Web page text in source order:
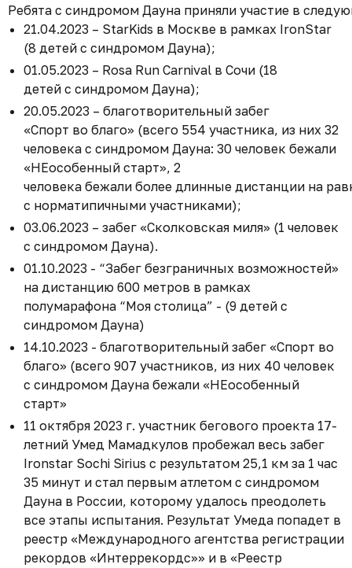
Ребята с синдромом Дауна приняли участие в
21.04.2023 – StarKids в Москве в рамках IronStar
(8 детей с синдромом Дауна);
01.05.2023 – Rosa Run Carnival в Сочи (18
детей с синдромом Дауна);
20.05.2023 – благотворительный забег
«Спорт во благо» (всего 554 участника, из них 32
человека с синдромом Дауна: 30 человек бежали
«НЕособенный старт», 2
человека бежали более длинные дистанции на
с норматипичными участниками);
03.06.2023 – забег «Сколковская миля» (1 человек
с синдромом Дауна).
01.10.2023 - “Забег безграничных возможностей»
на дистанцию 600 метров в рамках
полумарафона “Моя столица” - (9 детей с
синдромом Дауна)
14.10.2023 - благотворительный забег «Спорт во
благо» (всего 907 участников, из них 40 человек
с синдромом Дауна бежали «НЕособенный
старт»
11 октября 2023 г. участник бегового проекта 17-
летний Умед Мамадкулов пробежал весь забег
Ironstar Sochi Sirius с результатом 25,1 км за 1 час
35 минут и стал первым атлетом с синдромом
Дауна в России, которому удалось преодолеть
все этапы испытания. Результат Умеда попадет в
реестр «Международного агентства регистрации
рекордов «Интеррекордс»» и в «Реестр